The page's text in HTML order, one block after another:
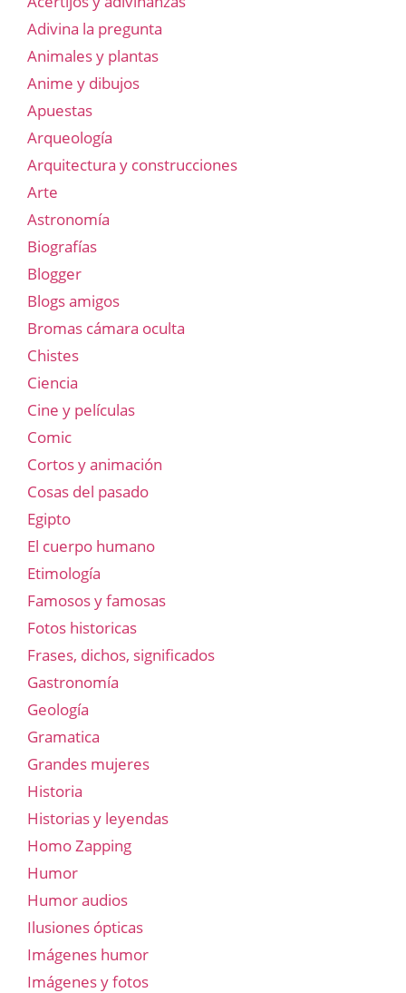
Adivina la pregunta
Animales y plantas
Anime y dibujos
Apuestas
Arqueología
Arquitectura y construcciones
Arte
Astronomía
Biografías
Blogger
Blogs amigos
Bromas cámara oculta
Chistes
Ciencia
Cine y películas
Comic
Cortos y animación
Cosas del pasado
Egipto
El cuerpo humano
Etimología
Famosos y famosas
Fotos historicas
Frases, dichos, significados
Gastronomía
Geología
Gramatica
Grandes mujeres
Historia
Historias y leyendas
Homo Zapping
Humor
Humor audios
Ilusiones ópticas
Imágenes humor
Imágenes y fotos